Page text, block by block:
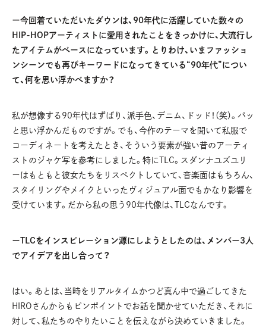
ー今回着ていただいたダウンは、90年代に活躍していた数々の
HIP-HOPアーティストに愛用されたことをきっかけに、大流行し
たアイテムがベースになっています。とりわけ、いまファッショ
ンシーンでも再びキーワードになってきている“90年代”につい
て、何を思い浮かべますか？
私が想像する90年代はずばり、派手色、デニム、ドッド！（笑）。パッ
と思い浮かんだものですが。でも、今作のテーマを聞いて私服で
コーディネートを考えたとき、そういう要素が強い昔のアーティ
ストのジャケ写を参考にしました。特にTLC。スダンナユズユリ
ーはもともと彼女たちをリスペクトしていて、音楽面はもちろん、
スタイリングやメイクといったヴィジュアル面でもかなり影響を
受けています。だから私の思う90年代像は、TLCなんです。
ーTLCをインスピレーション源にしようとしたのは、メンバー3人
でアイデアを出し合って？
はい。あとは、当時をリアルタイムかつど真ん中で過ごしてきた
HIROさんからもピンポイントでお話を聞かせていただき、それに
対して、私たちのやりたいことを伝えながら決めていきました。